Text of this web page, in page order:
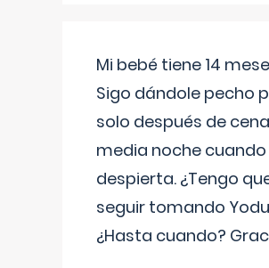
Mi bebé tiene 14
Sigo dándole pecho
solo después de
media noche cuando
despierta. ¿Tengo
seguir tomando
¿Hasta cuando?